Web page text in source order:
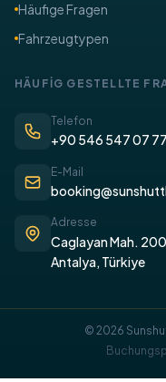
​Häufige Fragen
Fahrzeugtypen
​HÄUFİG GESTELLTE
Telefon
+90 546 547 07 77
E-Mail
Adresse
Caglayan Mah.
Antalya, Türkiye
© 2026